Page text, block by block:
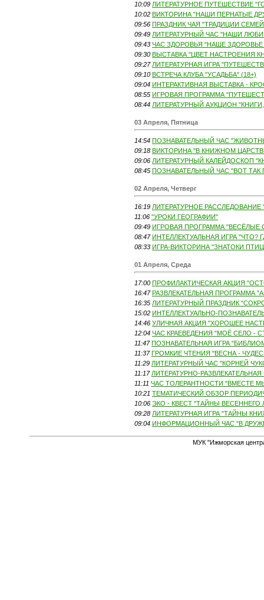
10:09 ЛИТЕРАТУРНОЕ ПУТЕШЕСТВИЕ
10:02 ВИКТОРИНА "НАШИ ПЕРНАТЫЕ
09:56 ПРАЗДНИК ЧАЯ "ТРАДИЦИИ
09:49 ЛИТЕРАТУРНЫЙ ЧАС "НАШИ
09:43 ЧАС ЗДОРОВЬЯ "НАШЕ ЗДОРОВЬЕ
09:30 ВЫСТАВКА "ЦВЕТ НАСТРОЕНИЯ
09:27 ЛИТЕРАТУРНАЯ ИГРА
09:10 ВСТРЕЧА КЛУБА "УСАДЬБА" (18+)
09:04 ИНТЕРАКТИВНАЯ ВЫСТАВКА -
08:55 ИГРОВАЯ ПРОГРАММА
08:44 ЛИТЕРАТУРНЫЙ АУКЦИОН
03 Апреля, Пятница
14:54 ПОЗНАВАТЕЛЬНЫЙ ЧАС
09:18 ВИКТОРИНА "В КНИЖНОМ
09:06 ЛИТЕРАТУРНЫЙ КАЛЕЙДОСКОП
08:45 ПОЗНАВАТЕЛЬНЫЙ ЧАС "ВОТ ТАК
02 Апреля, Четверг
16:19 ЛИТЕРАТУРНОЕ
11:06 "УРОКИ ГЕОГРАФИИ"
09:49 ИГРОВАЯ ПРОГРАММА "ВЕСЁЛЫЕ
08:47 ИНТЕЛЛЕКТУАЛЬНАЯ ИГРА "ЧТО?
08:33 ИГРА-ВИКТОРИНА "ЗНАТОКИ
01 Апреля, Среда
17:00 ПРОФИЛАКТИЧЕСКАЯ АКЦИЯ
16:47 РАЗВЛЕКАТЕЛЬНАЯ ПРОГРАММА
16:35 ЛИТЕРАТУРНЫЙ ПРАЗДНИК
15:02 ИНТЕЛЛЕКТУАЛЬНО-
14:46 УЛИЧНАЯ АКЦИЯ "ХОРОШЕЕ
12:04 ЧАС КРАЕВЕДЕНИЯ "МОЁ СЕЛО -
11:47 ПОЗНАВАТЕЛЬНАЯ ИГРА
11:37 ГРОМКИЕ ЧТЕНИЯ "ВЕСНА -
11:29 ЛИТЕРАТУРНЫЙ ЧАС "КОРНЕЙ
11:17 ЛИТЕРАТУРНО-
11:11 ЧАС ТОЛЕРАНТНОСТИ "ВМЕСТЕ
10:21 ТЕМАТИЧЕСКИЙ ОБЗОР
10:06 ЭКО - КВЕСТ "ТАЙНЫ ВЕСЕННЕГО
09:28 ЛИТЕРАТУРНАЯ ИГРА "ТАЙНЫ
09:04 ИНФОРМАЦИОННЫЙ ЧАС "В
МУК "Ижморская